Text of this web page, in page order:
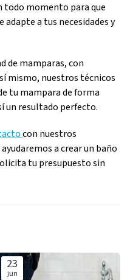
todo momento para que
adapte a tus necesidades y
de mamparas, con
mismo, nuestros técnicos
tu mampara de forma
un resultado perfecto.
con nuestros
ayudaremos a crear un baño
tu presupuesto sin
23
jun